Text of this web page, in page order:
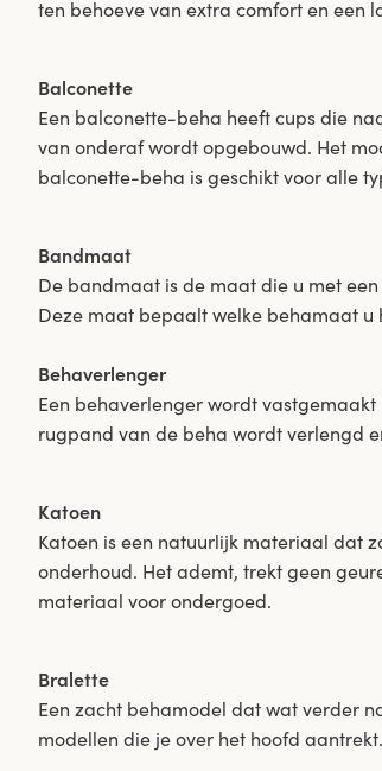
ten behoeve van extra comfort en een
Balconette
Een balconette-beha heeft cups die
van onderaf wordt opgebouwd. Het
balconette-beha is geschikt voor alle
Bandmaat
De bandmaat is de maat die u met
Deze maat bepaalt welke behamaat u
Behaverlenger
Een behaverlenger wordt
rugpand van de beha wordt verlengd
Katoen
Katoen is een natuurlijk materiaal dat
onderhoud. Het ademt, trekt geen
materiaal voor ondergoed.
Bralette
Een zacht behamodel dat wat verder
modellen die je over het hoofd aantrekt.